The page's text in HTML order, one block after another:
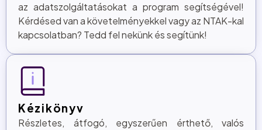
az adatszolgáltatásokat a program segítségével!
Kérdésed van a követelményekkel vagy az NTAK-kal
kapcsolatban? Tedd fel nekünk és segítünk!
Kézikönyv
Részletes, átfogó, egyszerűen érthető, valós